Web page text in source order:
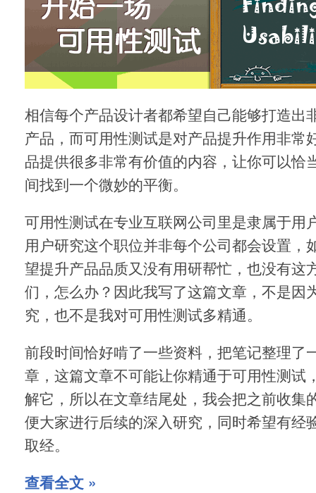
相信每个产品设计者都希望自己能够打造出
产品，而可用性测试是对产品提升作用非常
品提供很多非常有价值的内容，让你可以恰
间找到一个微妙的平衡。
可用性测试在专业互联网公司里是隶属于用
用户研究这个职位并非每个公司都会设置，
望提升产品品质又没有用研帮忙，也没有这
们，怎么办？因此我写了这篇文章，不是因
究，也不是我对可用性测试多精通。
前段时间恰好啃了一些资料，把笔记整理了
章，这篇文章不可能让你精通于可用性测试
解它，所以在文章结尾处，我会把之前收集
便大家进行后续的深入研究，同时希望有经
取经。
查看全文 »